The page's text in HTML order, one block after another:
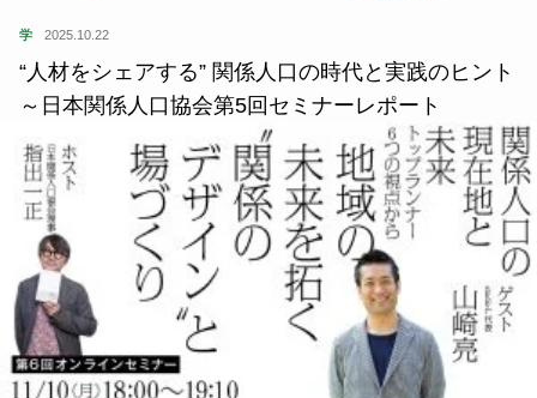
学 2025.10.22
“人材をシェアする” 関係人口の時代と実践のヒント
～日本関係人口協会第5回セミナーレポート